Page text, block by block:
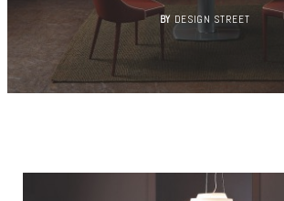
BY DESIGN STREET